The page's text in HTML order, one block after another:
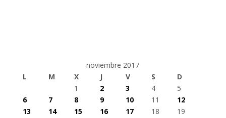
noviembre 2017
L
M X J V S
D
1
2 3 4
5
6
7 8 9 10 11
12
13
14 15 16 17 18
19